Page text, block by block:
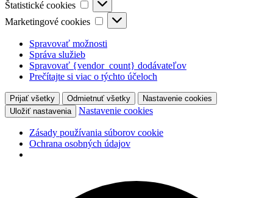
Štatistické cookies
cookies
Marketingové cookies
Marketingové
cookies
Spravovať možnosti
Správa služieb
Spravovať {vendor_count} dodávateľov
Prečítajte si viac o týchto účeloch
Prijať všetky Odmietnuť všetky
Nastavenie cookies
Uložiť nastavenia
Nastavenie cookies
Zásady používania súborov cookie
Ochrana osobných údajov